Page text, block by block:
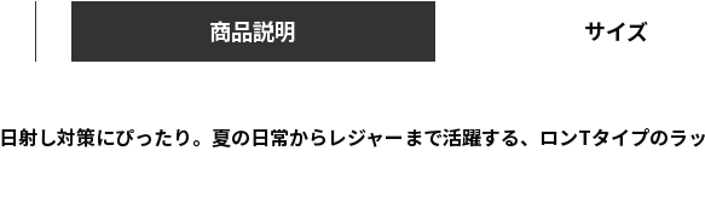
商品説明 サイズ
日射し対策にぴったり。夏の日常からレジャーまで活躍する、ロンTタイプのラ